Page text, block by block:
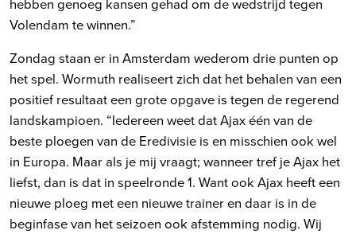
hebben genoeg kansen gehad om de wedstrijd tegen
Volendam te winnen.”
Zondag staan er in Amsterdam wederom drie punten op
het spel. Wormuth realiseert zich dat het behalen van een
positief resultaat een grote opgave is tegen de regerend
landskampioen. “Iedereen weet dat Ajax één van de
beste ploegen van de Eredivisie is en misschien ook wel
in Europa. Maar als je mij vraagt; wanneer tref je Ajax het
liefst, dan is dat in speelronde 1. Want ook Ajax heeft een
nieuwe ploeg met een nieuwe trainer en daar is in de
beginfase van het seizoen ook afstemming nodig. Wij